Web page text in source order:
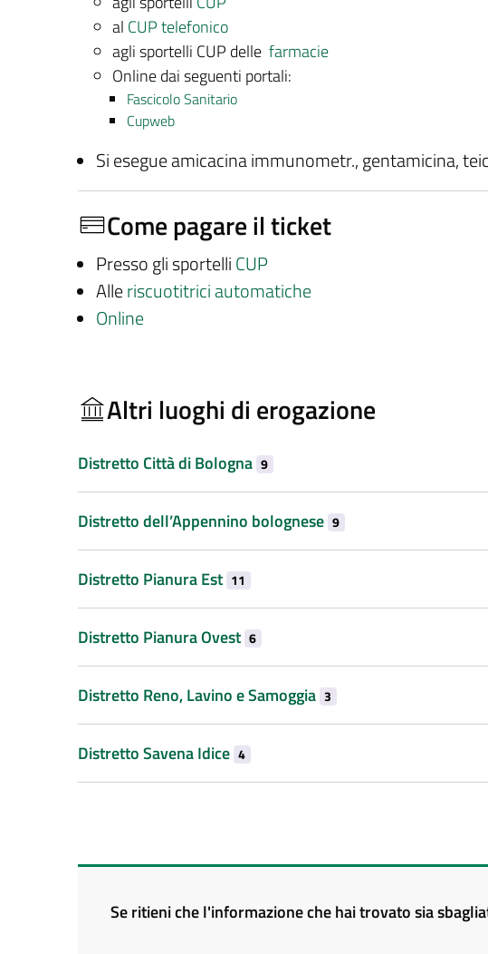
al CUP telefonico
agli sportelli CUP delle farmacie
Online dai seguenti portali:
Fascicolo Sanitario
Cupweb
Si esegue amicacina immunometr., gentamicina,
Come pagare il ticket
Presso gli sportelli CUP
Alleriscuotitrici automatiche
Online
Altri luoghi di erogazione
Distretto Città di Bologna 9
Distretto dell’Appennino bolognese 9
Distretto Pianura Est 11
Distretto Pianura Ovest 6
Distretto Reno, Lavino e Samoggia 3
Distretto Savena Idice 4
Se ritieni che l'informazione che hai trovato sia